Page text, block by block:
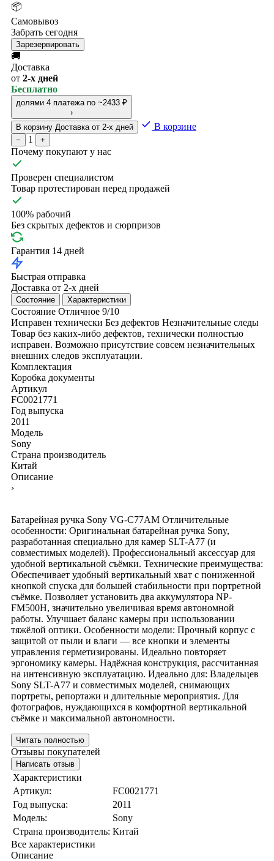
📦
Самовывоз
Забрать сегодня
Зарезервировать
🚚
Доставка
от 2-х дней
Бесплатно
долями 4 платежа по ~2433 ₽
›
В корзину Доставка от 2-х дней В корзине
− 1 +
Почему покупают у нас
Проверен специалистом
Товар протестирован перед продажей
100% рабочий
Без скрытых дефектов и сюрпризов
Гарантия 14 дней
Быстрая отправка
Доставка от 2-х дней
Состояние Характеристики
Состояние Отличное 9/10
Исправен технически Без дефектов Незначительные следы
Товар без каких-либо дефектов, технически полностью
исправен. Возможно присутствие совсем незначительных
внешних следов эксплуатации.
Комплектация
Коробка документы
Артикул
FC0021771
Год выпуска
2011
Модель
Sony
Страна производитель
Китай
Описание
›
Батарейная ручка Sony VG-C77AM Отличительные
особенности: Оригинальная батарейная ручка Sony,
разработанная специально для камер SLT-A77 (и
совместимых моделей). Профессиональный аксессуар для
удобной вертикальной съёмки. Технические преимущества:
Обеспечивает удобный вертикальный хват с пониженной
кнопкой спуска для большей стабильности при портретной
съёмке. Позволяет установить два аккумулятора NP-
FM500H, значительно увеличивая время автономной
работы. Улучшает баланс камеры при использовании
тяжёлой оптики. Особенности модели: Прочный корпус с
защитой от пыли и влаги — все кнопки и элементы
управления герметизированы. Идеально повторяет
эргономику камеры. Надёжная конструкция, рассчитанная
на интенсивную эксплуатацию. Идеально для: Владельцев
Sony SLT-A77 и совместимых моделей, снимающих
портреты, репортажи и длительные мероприятия. Для
фотографов, нуждающихся в комфортной вертикальной
съёмке и максимальной автономности.
Читать полностью
Отзывы покупателей
Написать отзыв
Характеристики
Артикул:
FC0021771
Год выпуска:
2011
Модель:
Sony
Страна производитель: Китай
Все характеристики
Описание